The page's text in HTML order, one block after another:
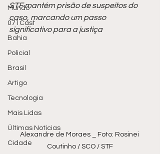
Mundo
071Cast
Bahia
Policial
Brasil
Artigo
Tecnologia
Mais Lidas
Últimas Notícias
Cidade
STF mantém prisão de suspeitos do
caso, marcando um passo
significativo para a justiça
Alexandre de Moraes _ Foto: Rosinei
Coutinho / SCO / STF